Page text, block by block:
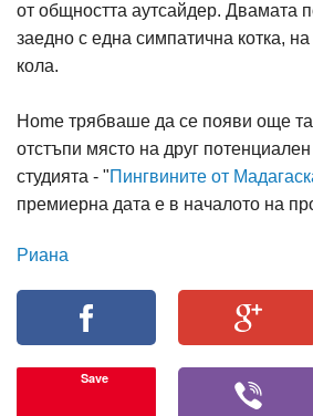
от общността аутсайдер. Двамата
заедно с една симпатична котка,
кола.
Home трябваше да се появи още
отстъпи място на друг
студията - "Пингвините от
премиерна дата е в началото на
Риана
Save